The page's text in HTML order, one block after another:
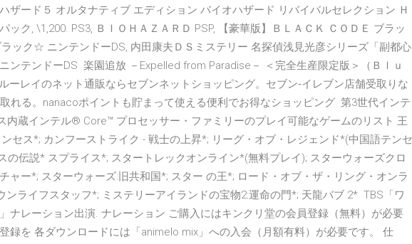
ザード５ オルタナティブ エディション バイオハザード リバイバルセレクション Ｈ
ック, \1,200. PS3, ＢＩＯＨＡＺＡＲＤ PSP, 【豪華版】ＢＬＡＣＫ ＣＯＤＥ ブラッ
ラック☆ ニンテンドーDS, 内田康夫ＤＳミステリー 名探偵浅見光彦シリーズ「副都心
ンテンドーDS 楽園追放 －Expelled from Paradise－ ＜完全生産限定版＞（Ｂｌｕ
ーレイのネット通販ならセブンネットショッピング。セブン‐イレブン店舗受取りな
れる。nanacoポイントも貯まって使える便利でお得なショッピング 第3世代インテ
内蔵インテル® Core™ プロセッサー・ファミリーのプレイ可能なゲームのリスト 王
セス*; カンフーストライク - 戦士の上昇*; リーグ・オブ・レジェンド*(中国語テンセ
の伝説* スプライス*; スタートレックオンライン*(無料プレイ); スターウォーズクロ
ャー*; スターウォーズ:旧共和国*; スター の王*; ロード・オブ・ザ・リング・オンラ
ンライフスタッフ*; ミステリーアイランドの宝物2:運命の門*; 天龍バブ 2* TBS「ワ
ナレーション出演. ナレーション ご購入にはキンクリ堂の会員登録（無料）が必要
録を 各ダウンロードには「animelo mix」への入会（月額有料）が必要です。 仕